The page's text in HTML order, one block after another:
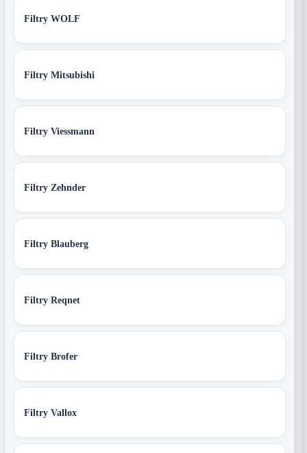
Filtry WOLF
Filtry Mitsubishi
Filtry Viessmann
Filtry Zehnder
Filtry Blauberg
Filtry Reqnet
Filtry Brofer
Filtry Vallox